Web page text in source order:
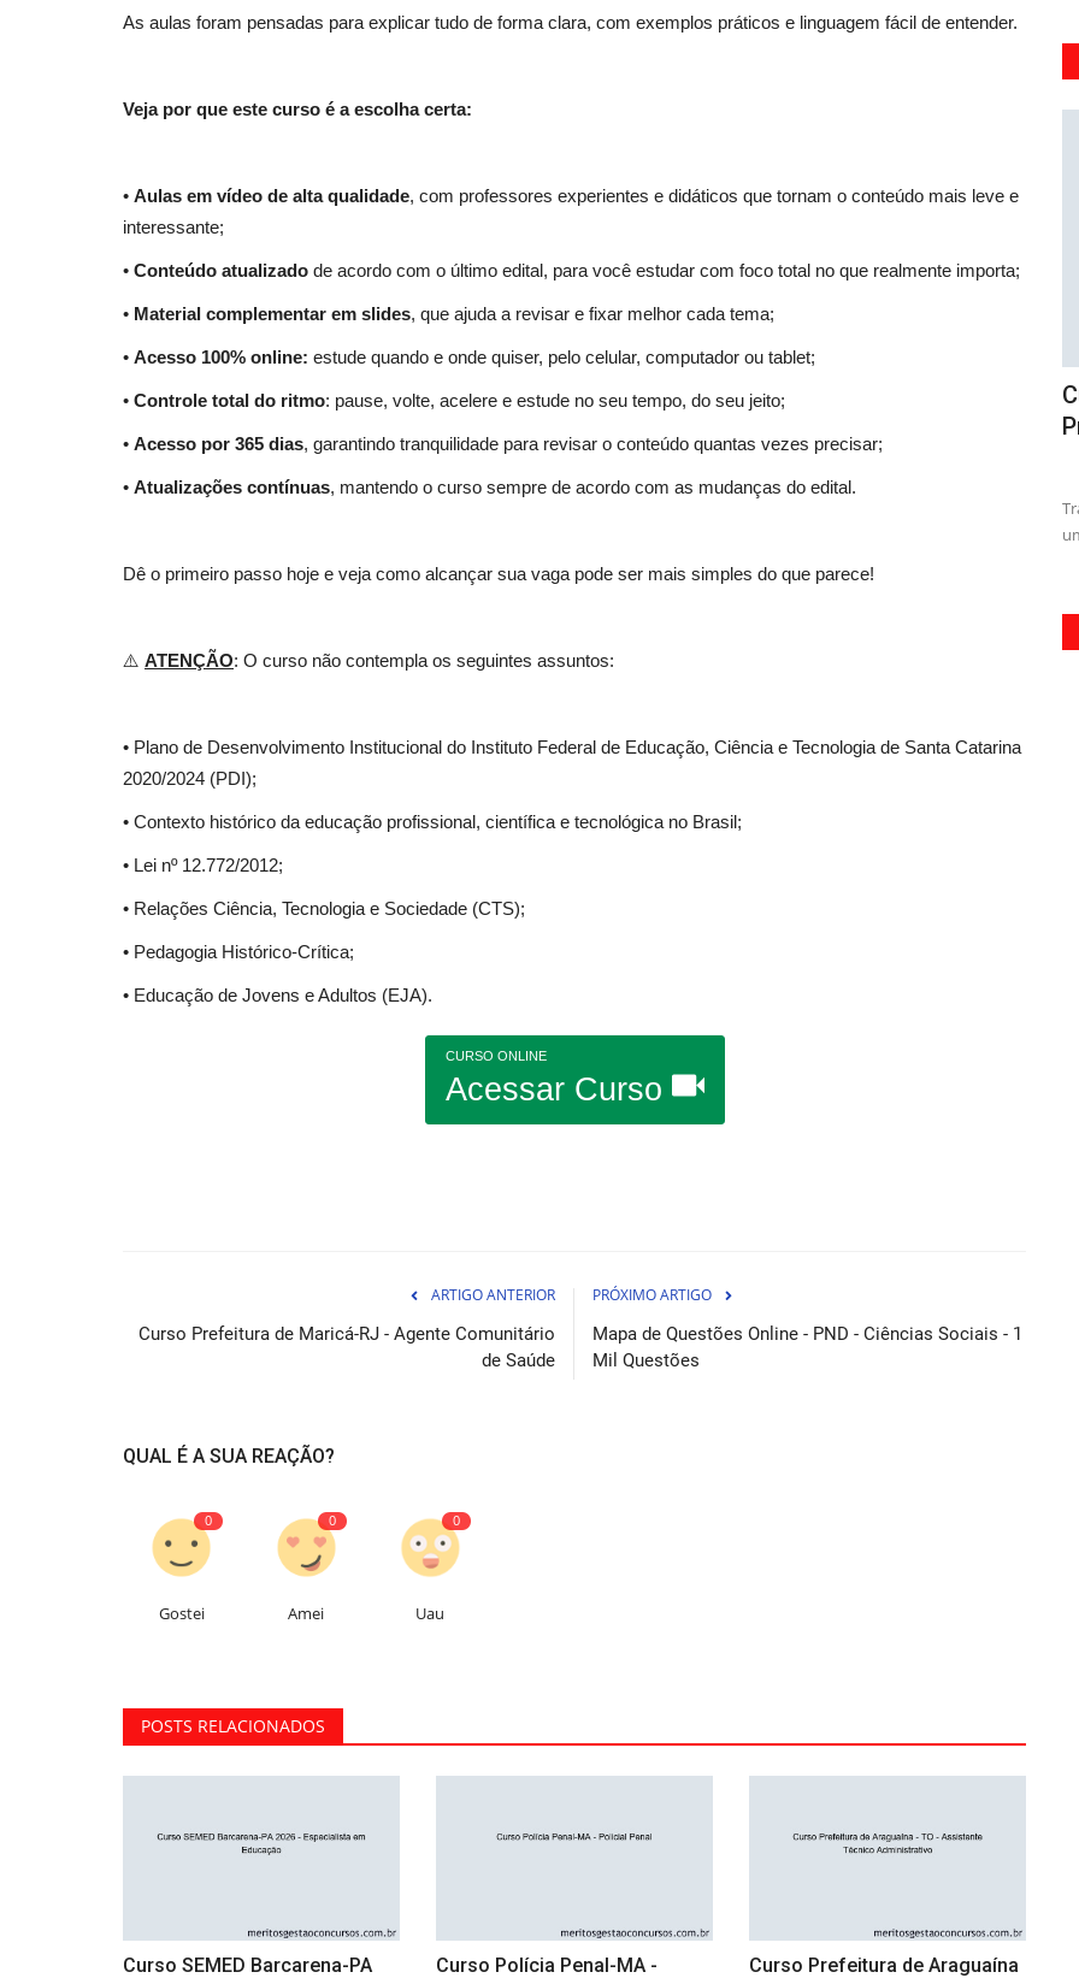
As aulas foram pensadas para explicar tudo de forma clara, com exemplos práticos e linguagem fácil de entender.
Veja por que este curso é a escolha certa:
• Aulas em vídeo de alta qualidade, com professores experientes e didáticos que tornam o conteúdo mais leve e
interessante;
• Conteúdo atualizado de acordo com o último edital, para você estudar com foco total no que realmente importa;
• Material complementar em slides, que ajuda a revisar e fixar melhor cada tema;
• Acesso 100% online: estude quando e onde quiser, pelo celular, computador ou tablet;
• Controle total do ritmo: pause, volte, acelere e estude no seu tempo, do seu jeito;
• Acesso por 365 dias, garantindo tranquilidade para revisar o conteúdo quantas vezes precisar;
• Atualizações contínuas, mantendo o curso sempre de acordo com as mudanças do edital.
Dê o primeiro passo hoje e veja como alcançar sua vaga pode ser mais simples do que parece!
⚠️ ATENÇÃO: O curso não contempla os seguintes assuntos:
• Plano de Desenvolvimento Institucional do Instituto Federal de Educação, Ciência e Tecnologia de Santa Catarina
2020/2024 (PDI);
• Contexto histórico da educação profissional, científica e tecnológica no Brasil;
• Lei nº 12.772/2012;
• Relações Ciência, Tecnologia e Sociedade (CTS);
• Pedagogia Histórico-Crítica;
• Educação de Jovens e Adultos (EJA).
CURSO ONLINE
Acessar Curso
ARTIGO ANTERIOR
Curso Prefeitura de Maricá-RJ - Agente Comunitário
de Saúde
PRÓXIMO ARTIGO
Mapa de Questões Online - PND - Ciências Sociais - 1
Mil Questões
QUAL É A SUA REAÇÃO?
0
Gostei
0
Amei
0
Uau
POSTS RELACIONADOS
Curso SEMED Barcarena-PA
Curso Polícia Penal-MA -
Curso Prefeitura de Araguaína
Apostila Concurso AMS Itapecerica-SP Curso Prefeitura de Abaetetuba - PA -